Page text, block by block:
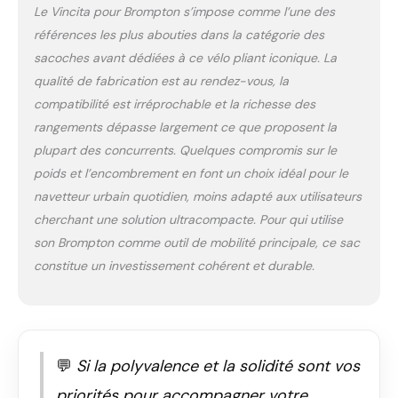
de votre direction
pour une conduite
stable. PROTECTION
REMBOURRÉE POUR
PORTABLE DE 16
POUCES : Le
compagnon idéal
pour le nomade
compartiment interne
dédié est rembourré
avec de la mousse
haute densité et
contrastée brillante
pour vous aider à
Le Vincita pour Brompton s’impose comme l’une des
références les plus abouties dans la catégorie des
sacoches avant dédiées à ce vélo pliant iconique. La
qualité de fabrication est au rendez-vous, la
compatibilité est irréprochable et la richesse des
rangements dépasse largement ce que proposent la
plupart des concurrents. Quelques compromis sur le
poids et l’encombrement en font un choix idéal pour le
navetteur urbain quotidien, moins adapté aux utilisateurs
cherchant une solution ultracompacte. Pour qui utilise
son Brompton comme outil de mobilité principale, ce sac
constitue un investissement cohérent et durable.
💬 Si la polyvalence et la solidité sont vos